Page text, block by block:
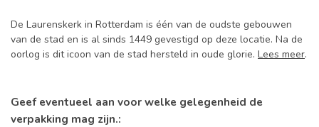
De Laurenskerk in Rotterdam is één van de oudste gebouwen
van de stad en is al sinds 1449 gevestigd op deze locatie. Na de
oorlog is dit icoon van de stad hersteld in oude glorie. Lees meer.
Geef eventueel aan voor welke gelegenheid de
verpakking mag zijn.: